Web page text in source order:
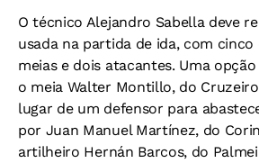
O técnico Alejandro Sabella deve
usada na partida de ida, com
meias e dois atacantes. Uma
o meia Walter Montillo, do
lugar de um defensor para
por Juan Manuel Martínez, do
artilheiro Hernán Barcos, do